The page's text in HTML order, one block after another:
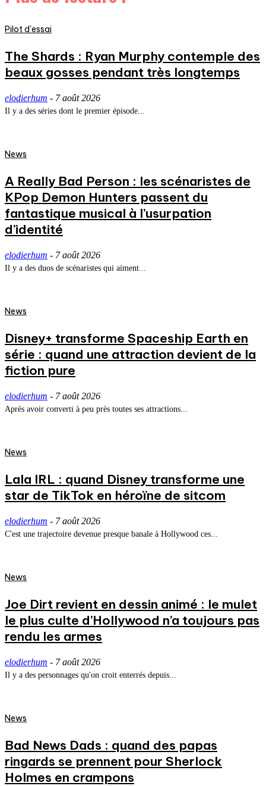
Pilot d'essai
The Shards : Ryan Murphy contemple des
beaux gosses pendant très longtemps
elodierhum - 7 août 2026
Il y a des séries dont le premier épisode...
News
A Really Bad Person : les scénaristes de
KPop Demon Hunters passent du
fantastique musical à l’usurpation
d’identité
elodierhum - 7 août 2026
Il y a des duos de scénaristes qui aiment...
News
Disney+ transforme Spaceship Earth en
série : quand une attraction devient de la
fiction pure
elodierhum - 7 août 2026
Après avoir converti à peu près toutes ses attractions...
News
Lala IRL : quand Disney transforme une
star de TikTok en héroïne de sitcom
elodierhum - 7 août 2026
C'est une trajectoire devenue presque banale à Hollywood ces...
News
Joe Dirt revient en dessin animé : le mulet
le plus culte d’Hollywood n’a toujours pas
rendu les armes
elodierhum - 7 août 2026
Il y a des personnages qu'on croit enterrés depuis...
News
Bad News Dads : quand des papas
ringards se prennent pour Sherlock
Holmes en crampons